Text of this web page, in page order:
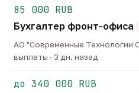
85 000 RUB
Бухгалтер фронт-офиса
АО "Современные Технологии
выплаты · 3 дн. назад
до 340 000 RUB